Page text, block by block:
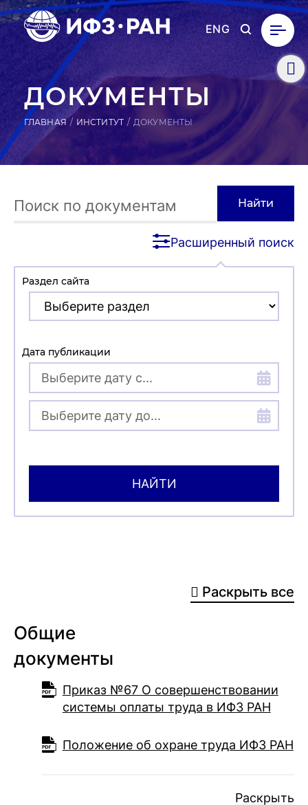
ENG
ДО­КУМЕН­ТЫ
ГЛАВНАЯ ИНСТИТУТ ДОКУМЕНТЫ
Найти
Расширенный поиск
Раздел сайта
Дата публикации
НАЙТИ
Раскрыть все
Общие
документы
Приказ №67 О совершенствовании
системы оплаты труда в ИФЗ РАН
Положение об охране труда ИФЗ РАН
Раскрыть